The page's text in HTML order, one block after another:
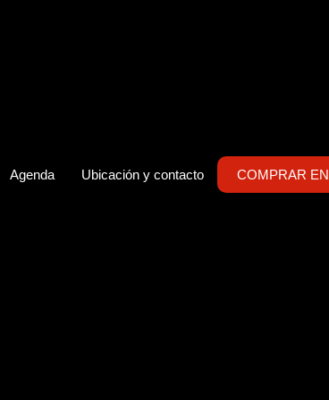
Agenda Ubicación y contacto COMPRAR